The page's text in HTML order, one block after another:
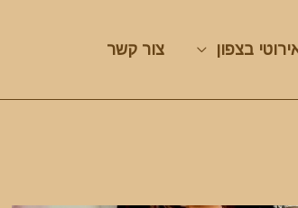
בצפון צור קשר